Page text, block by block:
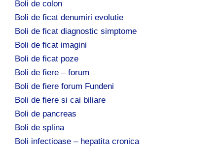
Boli de colon
Boli de ficat denumiri evolutie
Boli de ficat diagnostic simptome
Boli de ficat imagini
Boli de ficat poze
Boli de fiere – forum
Boli de fiere forum Fundeni
Boli de fiere si cai biliare
Boli de pancreas
Boli de splina
Boli infectioase – hepatita cronica